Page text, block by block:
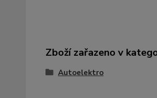
Zboží zařazeno v
Autoelektro